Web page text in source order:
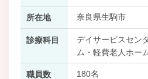
所在地 奈良県生駒市
診療科目
デイサービスセン
ム・軽費老人ホー
職員数 180名